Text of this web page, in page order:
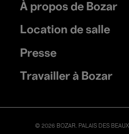
Footer
menu
À propos de Bozar
Location de salle
Presse
Travailler à Bozar
© 2026 BOZAR. PALAIS DES